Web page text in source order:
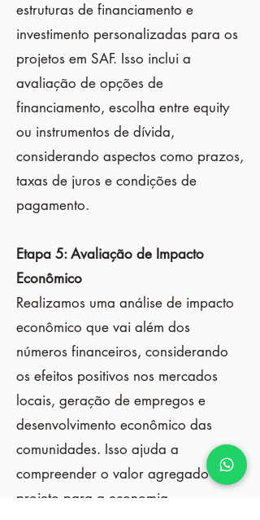
estruturas de financiamento e
investimento personalizadas para os
projetos em SAF. Isso inclui a
avaliação de opções de
financiamento, escolha entre equity
ou instrumentos de dívida,
considerando aspectos como prazos,
taxas de juros e condições de
pagamento.
Etapa 5: Avaliação de Impacto
Econômico
Realizamos uma análise de impacto
econômico que vai além dos
números financeiros, considerando
os efeitos positivos nos mercados
locais, geração de empregos e
desenvolvimento econômico das
comunidades. Isso ajuda a
compreender o valor agregado do
projeto para a economia.